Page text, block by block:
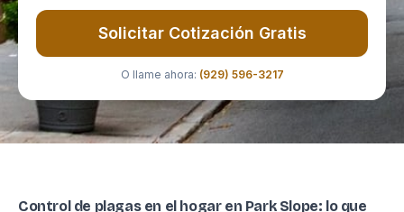
Solicitar Cotización Gratis
O llame ahora: (929) 596-3217
Control de plagas en el hogar en Park Slope: lo que